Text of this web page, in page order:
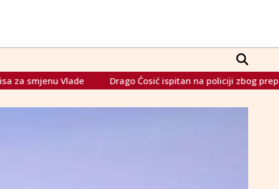
Drago Ćosić ispitan na policiji zbog preprodaje ulaznica za